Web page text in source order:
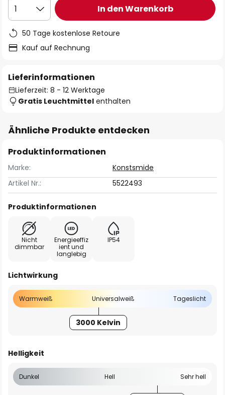
1 In den Warenkorb
50 Tage kostenlose Retoure
Kauf auf Rechnung
Lieferinformationen
Lieferzeit: 8 - 12 Werktage
Gratis Leuchtmittel enthalten
Ähnliche Produkte entdecken
Produktinformationen
Marke:
Konstsmide
Artikel Nr.:
5522493
Produktinformationen
Nicht
dimmbar
Energieeffiz
ient und
langlebig
IP54
Lichtwirkung
Warmweiß Universalweiß Tageslicht
3000 Kelvin
Helligkeit
Dunkel Hell Sehr hell